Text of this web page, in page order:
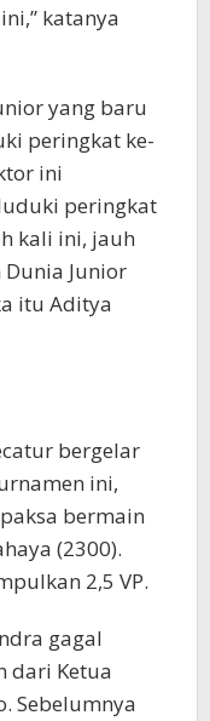
katanya
yang baru
peringkat ke-
ini
peringkat
kali ini, jauh
Junior
itu Aditya
bergelar
ini,
bermain
(2300).
2,5 VP.
gagal
dari Ketua
Sebelumnya